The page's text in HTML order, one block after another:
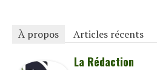
À propos Articles récents
La Rédaction